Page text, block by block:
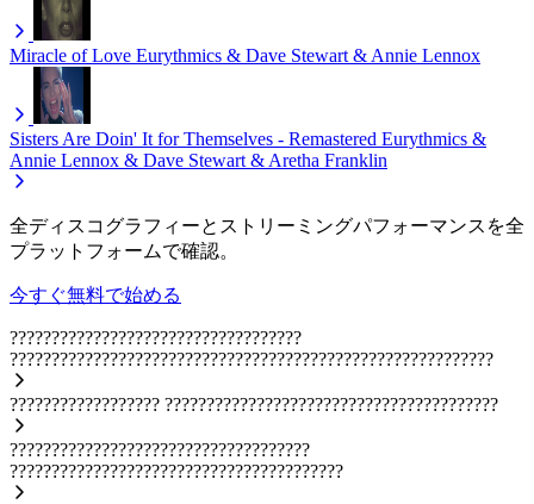
Miracle of Love Eurythmics & Dave Stewart & Annie Lennox
Sisters Are Doin' It for Themselves - Remastered Eurythmics &
Annie Lennox & Dave Stewart & Aretha Franklin
全ディスコグラフィーとストリーミングパフォーマンスを全
プラットフォームで確認。
今すぐ無料で始める
???????????????????????????????????
??????????????????????????????????????????????????????????
?????????????????? ????????????????????????????????????????
????????????????????????????????????
????????????????????????????????????????